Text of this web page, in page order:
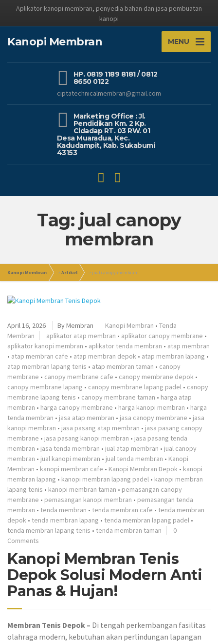
Aplikator kanopi membran, penyedia bahan dan jasa pembuatan
kanopi
Kanopi Membran MENU
HP. 0819 1189 8181 / 0812
8650 0122
ciptatechnicalmembran@gmail.com
Marketing Office : Jl.
Pendidikan Km. 2 Kp.
Cidadap RT. 03 RW. 01
Desa Muaradua, Kec.
Kadudampit, Kab. Sukabumi
43153
Tag: jual canopy
membran
Kanopi Membran >Artikel > jual canopy membran
April 16, 2026 ByMembran Kanopi Membran • Tenda
Membran
aplikator atap membran • aplikator canopy membrane •
aplikator kanopi membran • aplikator tenda membran • atap membran
• atap membran cafe • atap membran depok • atap membran lapang •
atap membran lapang tenis • atap membran taman • canopy
membrane • canopy membrane cafe • canopy membrane depok •
canopy membrane lapang • canopy membrane lapang padel • canopy
membrane lapang tenis • canopy membrane taman • harga atap
membran • harga canopy membrane • harga kanopi membran • harga
tenda membran • jasa atap membran • jasa canopy membrane • jasa
kanopi membran • jasa pasang atap membran • jasa pasang canopy
membrane • jasa pasang kanopi membran • jasa pasang tenda
membran • jasa tenda membran • jual atap membran • jual canopy
membran • jual kanopi membran • jual tenda membran • Kanopi
Membran • kanopi membran cafe • Kanopi Membran Depok • kanopi
membran lapang • kanopi membran lapang padel • kanopi membran
lapang tenis • kanopi membran taman • pemasangan canopy
membrane • pemasangan kanopi membran • pemasangan tenda
membran • tenda membran • tenda membran cafe • tenda membran
depok • tenda membran lapang • tenda membran lapang padel •
tenda membran lapang tenis • tenda membran taman
0
Comments
Kanopi Membran Tenis
Depok Solusi Modern Anti
Panas & Hujan!
Membran Tenis Depok – Di tengah perkembangan fasilitas
olahraga modern, kebutuhan akan perlindungan lapangan